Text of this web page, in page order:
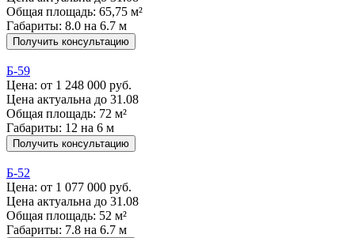
Общая площадь: 65,75 м²
Габариты: 8.0 на 6.7 м
Получить консультацию
Б-59
Цена: от 1 248 000 руб.
Цена актуальна до 31.08
Общая площадь: 72 м²
Габариты: 12 на 6 м
Получить консультацию
Б-52
Цена: от 1 077 000 руб.
Цена актуальна до 31.08
Общая площадь: 52 м²
Габариты: 7.8 на 6.7 м